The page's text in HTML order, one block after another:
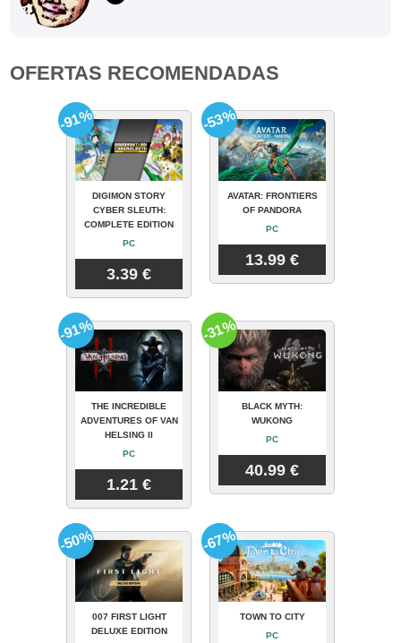
OFERTAS RECOMENDADAS
DIGIMON STORY
CYBER SLEUTH:
COMPLETE EDITION
PC
3.39 €
-91%
AVATAR: FRONTIERS
OF PANDORA
PC
13.99 €
-53%
THE INCREDIBLE
ADVENTURES OF VAN
HELSING II
PC
1.21 €
-91%
BLACK MYTH:
WUKONG
PC
40.99 €
-31%
007 FIRST LIGHT
DELUXE EDITION
-50%
TOWN TO CITY
PC
-67%